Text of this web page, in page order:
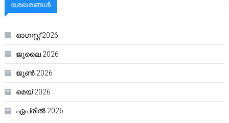
ശേഖരങ്ങൾ
ഓഗസ്റ്റ്‌ 2026
ജൂലൈ 2026
ജൂൺ 2026
മെയ്‌ 2026
ഏപ്രിൽ 2026